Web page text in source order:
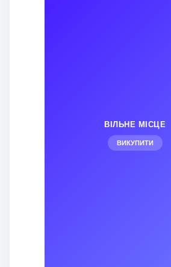
ВІЛЬНЕ МІСЦЕ
ВИКУПИТИ